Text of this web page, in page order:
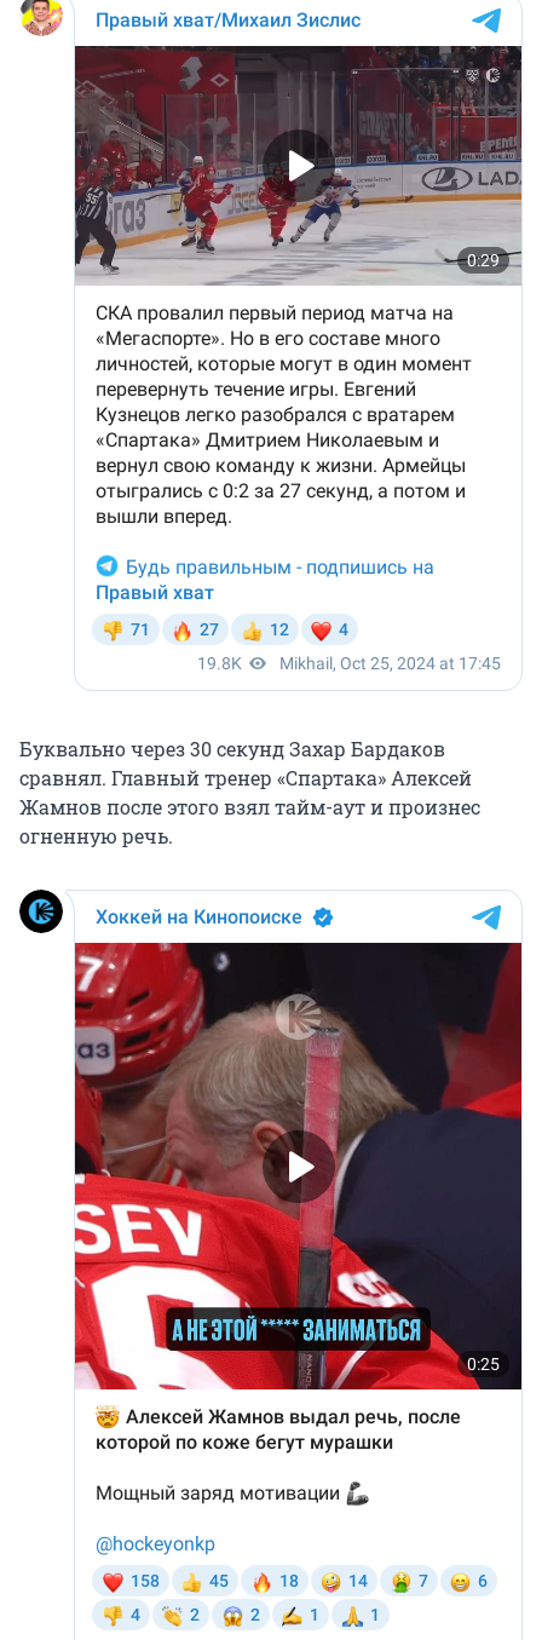
Буквально через 30 секунд Захар Бардаков
сравнял. Главный тренер «Спартака» Алексей
Жамнов после этого взял тайм-аут и произнес
огненную речь.